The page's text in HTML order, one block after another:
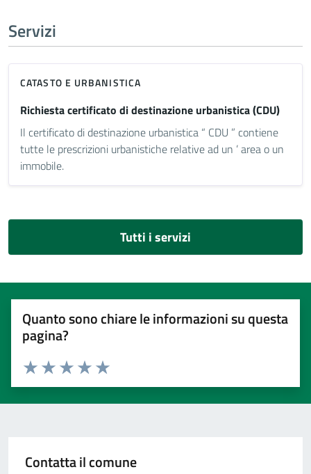
Servizi
CATASTO E URBANISTICA
Richiesta certificato di destinazione urbanistica (CDU)
Il certificato di destinazione urbanistica “ CDU ” contiene
tutte le prescrizioni urbanistiche relative ad un ’ area o un
immobile.
Tutti i servizi
Quanto sono chiare le informazioni su questa
pagina?
Valuta 5 stelle su 5
Valuta 4 stelle su 5
Valuta 3 stelle su 5
Valuta 2 stelle su 5
Valuta 1 stelle su 5
Contatta il comune